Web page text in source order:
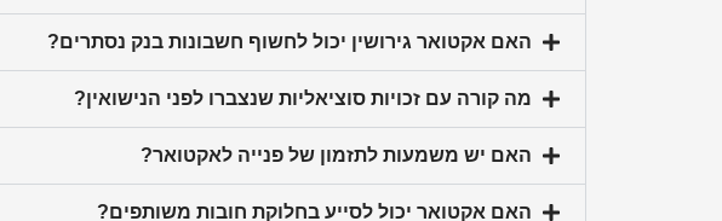
האם אקטואר גירושין יכול לחשוף חשבונות בנק נסתרים?
מה קורה עם זכויות סוציאליות שנצברו לפני הנישואין?
האם יש משמעות לתזמון של פנייה לאקטואר?
האם אקטואר יכול לסייע בחלוקת חובות משותפים?